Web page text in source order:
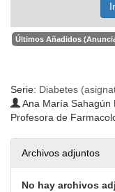
Últimos Añadidos
Serie: Diabetes
Ana María Sahagún
Profesora de
Archivos adjuntos
No hay archivos